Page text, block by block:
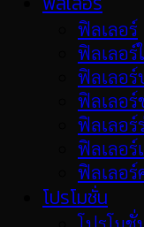
ฟิลเลอร์
ฟิลเลอร์
ฟิลเลอร์
ฟิลเลอ
ฟิลเลอร์
ฟิลเลอ
ฟิลเลอร์
โปรโมชั่น